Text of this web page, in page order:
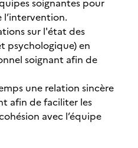
soignantes pour
sur l'état des
psychologique) en
soignant afin de
une relation sincère
afin de faciliter les
avec l’équipe